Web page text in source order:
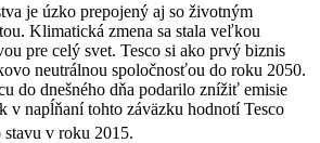
je úzko prepojený aj so životným
Klimatická zmena sa stala veľkou
pre celý svet. Tesco si ako prvý biznis
neutrálnou spoločnosťou do roku 2050.
do dnešného dňa podarilo znížiť emisie
v napĺňaní tohto záväzku hodnotí Tesco
v roku 2015.